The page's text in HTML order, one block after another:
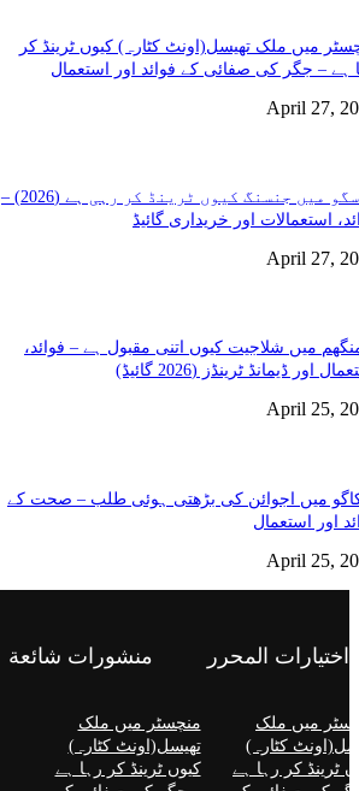
میں ملک تھیسل(اونٹ کٹارہ) کیوں ٹرینڈ کر
ہے – جگر کی صفائی کے فوائد اور استعمال
April 27,
گلاسگو میں جنسنگ کیوں ٹرینڈ کر رہی ہے (2026) –
استعمالات اور خریداری گائیڈ
April 27,
میں شلاجیت کیوں اتنی مقبول ہے – فوائد،
اور ڈیمانڈ ٹرینڈز (2026 گائیڈ)
April 25,
میں اجوائن کی بڑھتی ہوئی طلب – صحت کے
اور استعمال
April 25,
اختيارات المحرر
میں ملک
کٹارہ)
ٹرینڈ کر رہا ہے
منشورات شائعة
منچسٹر میں ملک
تھیسل(اونٹ کٹارہ)
کیوں ٹرینڈ کر رہا ہے